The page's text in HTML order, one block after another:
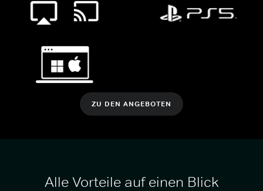
ZU DEN ANGEBOTEN
Alle Vorteile auf einen Blick